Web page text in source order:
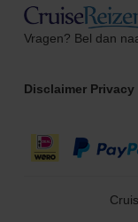
Vragen? Bel dan
Disclaimer Privacy